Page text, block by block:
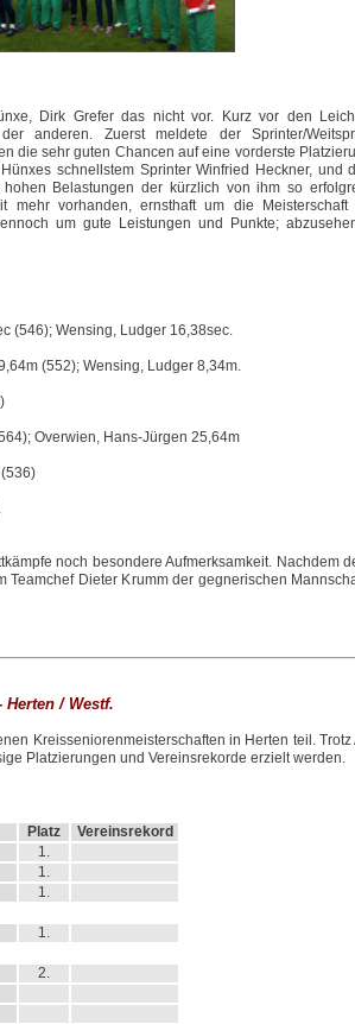
Dirk Grefer das nicht vor. Kurz vor den
anderen. Zuerst meldete der Sprinter/
die sehr guten Chancen auf eine vorderste
schnellstem Sprinter Winfried Heckner, und
Belastungen der kürzlich von ihm so
mehr vorhanden, ernsthaft um die
um gute Leistungen und Punkte;
(546); Wensing, Ludger 16,38sec.
(552); Wensing, Ludger 8,34m.
Overwien, Hans-Jürgen 25,64m
noch besondere Aufmerksamkeit. Nachdem
Dieter Krumm der gegnerischen
/ Westf.
Kreisseniorenmeisterschaften in Herten teil.
Platzierungen und Vereinsrekorde erzielt werden.
Platz
Vereinsrekord
1.
1.
1.
1.
2.